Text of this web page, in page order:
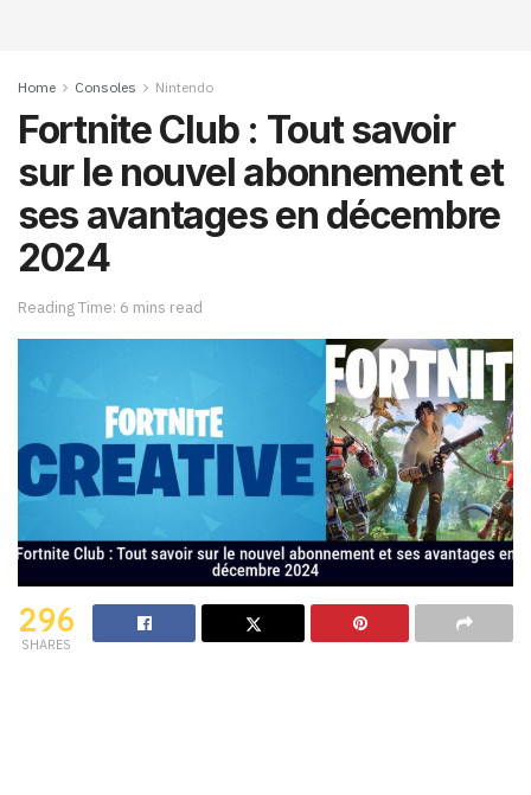
Home Consoles Nintendo
Fortnite Club : Tout savoir
sur le nouvel abonnement et
ses avantages en décembre
2024
Reading Time: 6 mins read
296
SHARES